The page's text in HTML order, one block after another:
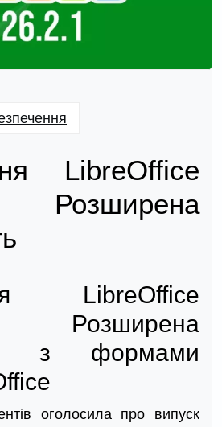
LibreOffice
Розширена
LibreOffice
Розширена
з формами
оголосила про випуск